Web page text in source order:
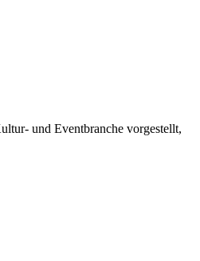
und Eventbranche vorgestellt,